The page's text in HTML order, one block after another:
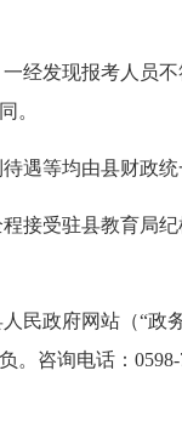
经发现报考人
。
遇等均由县财政统
接受驻县教育局
人民政府网站（“
。咨询电话：